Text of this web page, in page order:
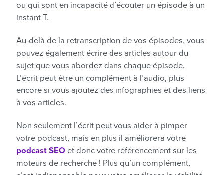
ou qui sont en incapacité d’écouter un épisode à un
instant T.
Au-delà de la retranscription de vos épisodes, vous
pouvez également écrire des articles autour du
sujet que vous abordez dans chaque épisode.
L’écrit peut être un complément à l’audio, plus
encore si vous ajoutez des infographies et des liens
à vos articles.
Non seulement l’écrit peut vous aider à pimper
votre podcast, mais en plus il améliorera votre
podcast SEO et donc votre référencement sur les
moteurs de recherche ! Plus qu’un complément,